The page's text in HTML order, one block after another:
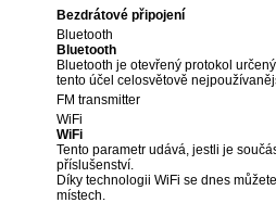
Bezdrátové připojení
Bluetooth
Bluetooth
Bluetooth je otevřený protokol
tento účel celosvětově
FM transmitter
WiFi
WiFi
Tento parametr udává, jestli je
příslušenství.
Díky technologii WiFi se dnes
místech.